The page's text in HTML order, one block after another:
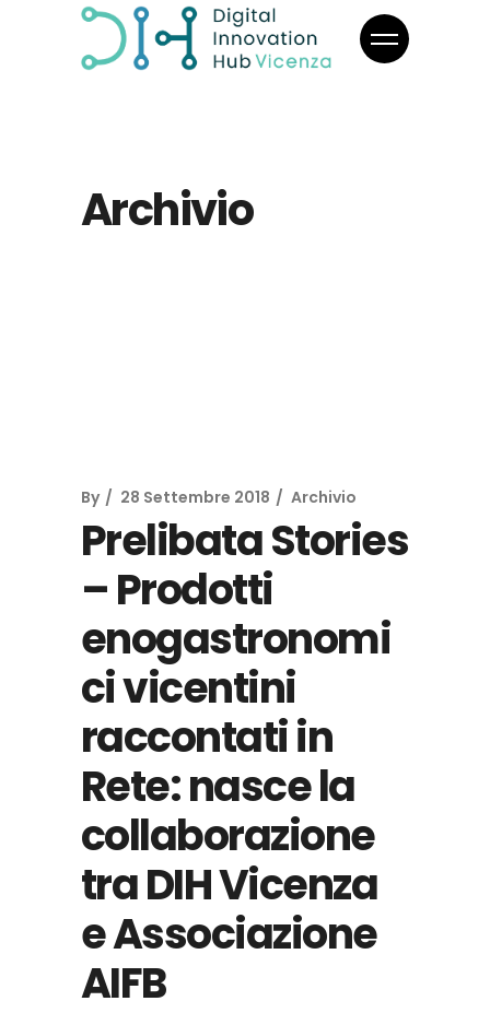
Archivio
By 28 Settembre 2018 Archivio
Prelibata Stories
– Prodotti
enogastronomi
ci vicentini
raccontati in
Rete: nasce la
collaborazione
tra DIH Vicenza
e Associazione
AIFB